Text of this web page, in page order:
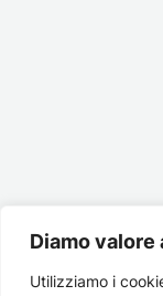
Diamo valore
Utilizziamo i